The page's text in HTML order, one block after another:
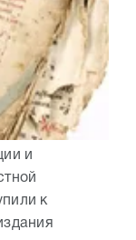
и
к